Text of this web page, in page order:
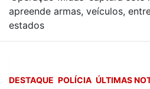
apreende armas, veículos,
estados
DESTAQUE POLÍCIA ÚLTIMAS